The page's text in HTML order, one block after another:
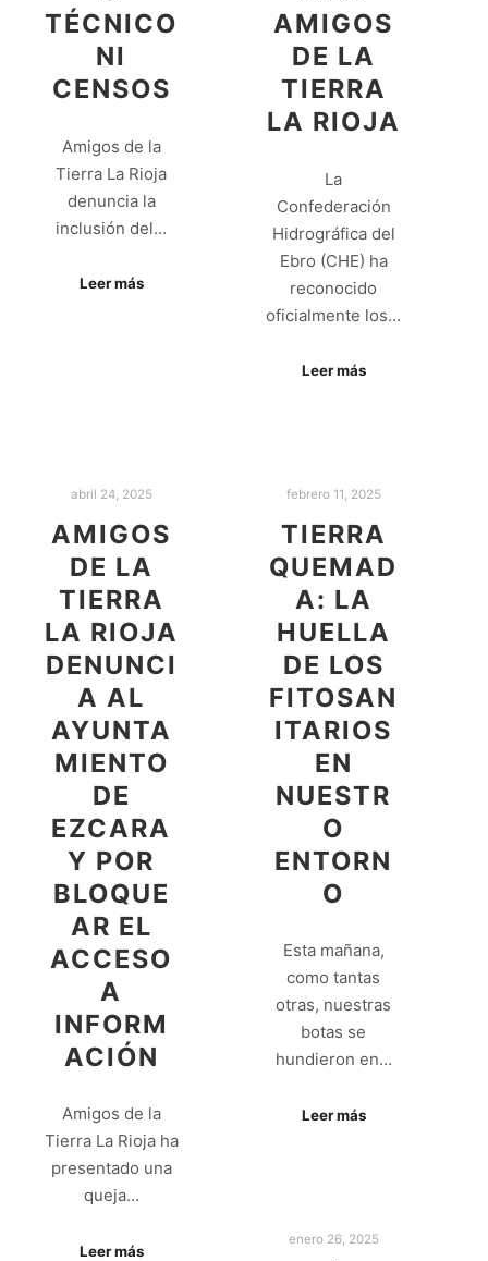
TÉCNICO
NI
CENSOS
Amigos de la
Tierra La Rioja
denuncia la
inclusión del…
Leer más
AMIGOS
DE LA
TIERRA
LA RIOJA
La
Confederación
Hidrográfica del
Ebro (CHE) ha
reconocido
oficialmente los…
Leer más
abril 24, 2025
AMIGOS
DE LA
TIERRA
LA RIOJA
DENUNCI
A AL
AYUNTA
MIENTO
DE
EZCARA
Y POR
BLOQUE
AR EL
ACCESO
A
INFORM
ACIÓN
Amigos de la
Tierra La Rioja ha
presentado una
queja…
Leer más
febrero 11, 2025
TIERRA
QUEMAD
A: LA
HUELLA
DE LOS
FITOSAN
ITARIOS
EN
NUESTR
O
ENTORN
O
Esta mañana,
como tantas
otras, nuestras
botas se
hundieron en…
Leer más
enero 26, 2025